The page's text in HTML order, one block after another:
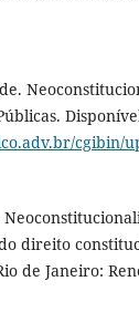
cgibin/
direito
de Janeiro: